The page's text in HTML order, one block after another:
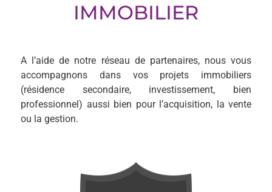
IMMOBILIER
A l’aide de notre réseau de partenaires, nous vous
accompagnons dans vos projets immobiliers
(résidence secondaire, investissement, bien
professionnel) aussi bien pour l’acquisition, la vente
ou la gestion.